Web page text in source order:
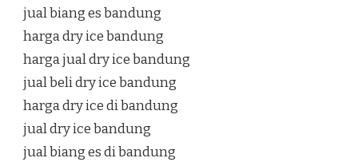
jual biang es bandung
harga dry ice bandung
harga jual dry ice bandung
jual beli dry ice bandung
harga dry ice di bandung
jual dry ice bandung
jual biang es di bandung